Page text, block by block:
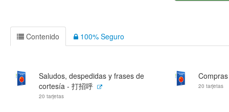
Contenido 100% Seguro
Saludos, despedidas y frases de
cortesía - 打招呼
20 tarjetas
20 tarjetas